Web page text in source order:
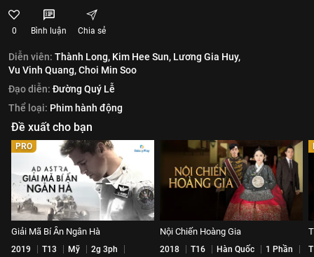
0 Bình luận Chia sẻ
Diễn viên: Thành Long, Kim Hee Sun, Lương Gia Huy,
Vu Vinh Quang,Choi Min Soo
Đạo diễn: Đường Quý Lễ
Thể loại: Phim hành động
Đề xuất cho bạn
PRO
Giải Mã Bí Ẩn Ngân Hà
2019 T13 Mỹ
2g 3ph
Nội Chiến Hoàng Gia
2018 T16 Hàn Quốc
1 Phần